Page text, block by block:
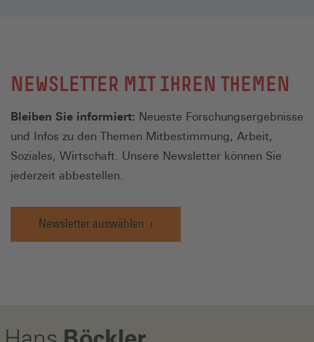
NEWSLETTER MIT IHREN THEMEN
Bleiben Sie informiert: Neueste Forschungsergebnisse
und Infos zu den Themen Mitbestimmung, Arbeit,
Soziales, Wirtschaft. Unsere Newsletter können Sie
jederzeit abbestellen.
Newsletter auswählen